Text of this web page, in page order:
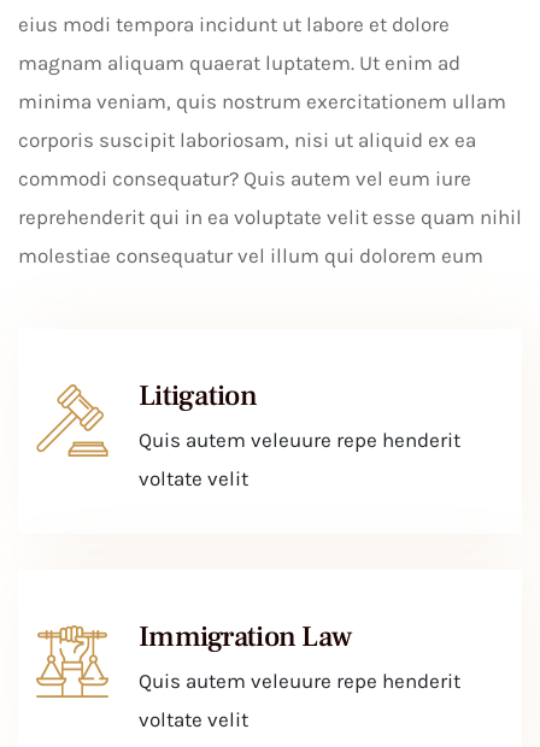
eius modi tempora incidunt ut labore et dolore
magnam aliquam quaerat luptatem. Ut enim ad
minima veniam, quis nostrum exercitationem ullam
corporis suscipit laboriosam, nisi ut aliquid ex ea
commodi consequatur? Quis autem vel eum iure
reprehenderit qui in ea voluptate velit esse quam nihil
molestiae consequatur vel illum qui dolorem eum
Litigation
Quis autem veleuure repe henderit
voltate velit
Immigration Law
Quis autem veleuure repe henderit
voltate velit